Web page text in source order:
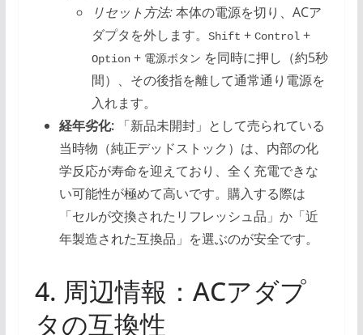
リセット方法:本体の電源を切り、ACア
ダプタを外します。
Shift + Control+
Option+ 電源ボタン を同時に押し（約5秒
間）、その後指を離して通常通り電源を
入れます。
経年劣化:「新品未開封」として売られている
当時物（純正デッドストック）は、内部の化
学反応が寿命を迎えており、全く充電できな
い可能性が極めて高いです。購入する際は
「セルが交換されたリフレッシュ品」か「近
年製造された互換品」を選ぶのが安全です。
4. 周辺情報：ACアダプ
タの互換性